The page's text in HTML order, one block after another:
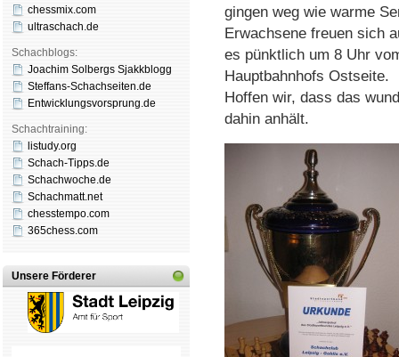
chessmix.com
ultraschach.de
Schachblogs:
Joachim Solbergs Sjakkblogg
Steffans-Schachseiten.de
Entwicklungsvorsprung.de
Schachtraining:
listudy.org
Schach-Tipps.de
Schachwoche.de
Schachmatt.net
chesstempo.com
365chess.com
Unsere Förderer
gingen weg wie warme
Erwachsene freuen sich
es pünktlich um 8 Uhr
Hauptbahnhofs Ostseite.
Hoffen wir, dass das
dahin anhält.